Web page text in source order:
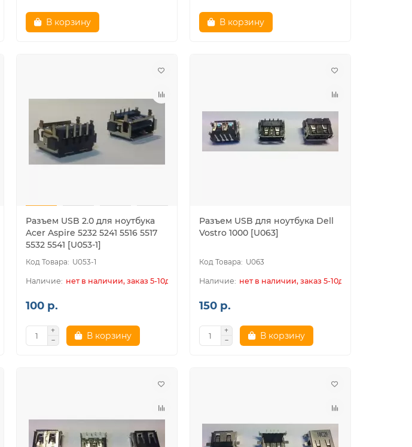
В корзину В корзину
Разъем USB 2.0 для ноутбука
Acer Aspire 5232 5241 5516 5517
5532 5541 [U053-1]
U053-1
нет в наличии, заказ 5-10дн.
100 р.
В корзину
Разъем USB для ноутбука Dell
Vostro 1000 [U063]
U063
нет в наличии, заказ 5-10дн.
150 р.
В корзину